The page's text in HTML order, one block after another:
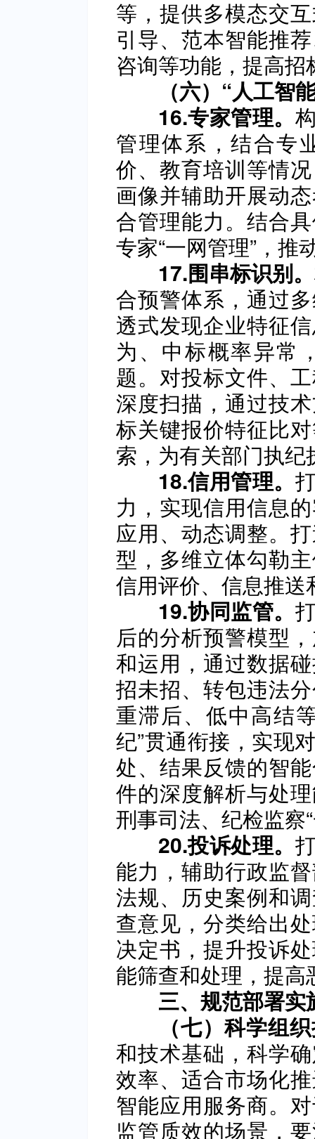
等，提供多模态交
引导、范本智能推
咨询等功能，提高
（六）“人工智
16.专家管理。
管理体系，结合专
价、教育培训等情
画像并辅助开展动
合管理能力。结合
专家“一网管理”，推
17.围串标识别。
合预警体系，通过
透式发现企业特征
为、中标概率异常
题。对投标文件、
深度扫描，通过技
标关键报价特征比
索，为有关部门执
18.信用管理。
力，实现信用信息
应用、动态调整。
型，多维立体勾勒
信用评价、信息推送
19.协同监管。
后的分析预警模型
和运用，通过数据
招未招、转包违法
重滞后、低中高结
纪”贯通衔接，实现
处、结果反馈的智
件的深度解析与处
刑事司法、纪检监察
20.投诉处理。
能力，辅助行政监
法规、历史案例和
查意见，分类给出
决定书，提升投诉
能筛查和处理，提
三、规范部署实
（七）科学组
和技术基础，科学
效率、适合市场化
智能应用服务商。
监管质效的场景，